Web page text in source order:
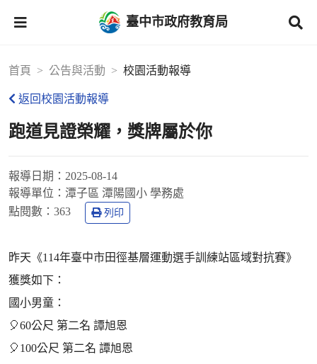
臺中市政府教育局
首頁 公告與活動 校園活動報導
返回校園活動報導
跑道見證榮耀，獎牌屬於你
報導日期： 2025-08-14
報導單位： 潭子區 潭陽國小 學務處
點閱數： 363 列印
昨天《114年臺中市田徑基層運動選手訓練站區域對抗賽》
獲獎如下：
國小男童：
🎈60公尺 第二名 譚旭恩
🎈100公尺 第二名 譚旭恩